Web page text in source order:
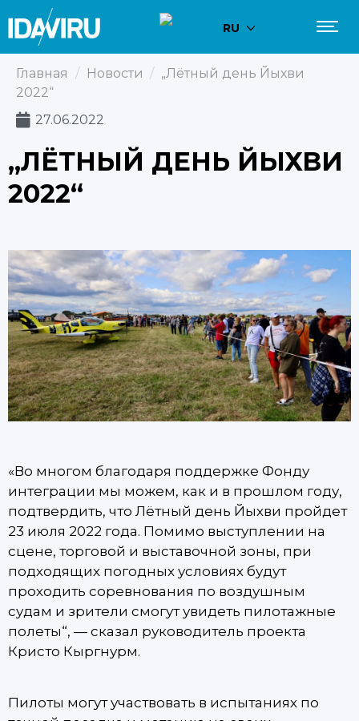
RU
Главная / Новости / „Лётный день Йыхви
2022“
27.06.2022
„ЛЁТНЫЙ ДЕНЬ ЙЫХВИ
2022“
«Во многом благодаря поддержке Фонду
интеграции мы можем, как и в прошлом году,
подтвердить, что Лётный день Йыхви пройдет
23 июля 2022 года. Помимо выступлении на
сцене, торговой и выставочной зоны, при
подходящих погодных условиях будут
проходить соревнования по воздушным
судам и зрители смогут увидеть пилотажные
полеты“, — сказал руководитель проекта
Кристо Кыргнурм.
Пилоты могут участвовать в испытаниях по